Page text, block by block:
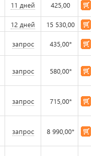
11 дней 425,00
12 дней 15 530,00
запрос 435,00*
запрос 580,00*
запрос 715,00*
запрос 8 990,00*